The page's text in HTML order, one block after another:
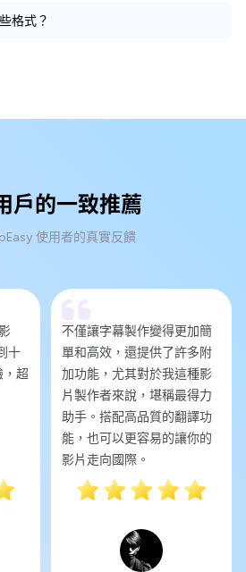
格式？
戶的一致推薦
使用者的真實反饋
十
，超
不僅讓字幕製作變得更加簡
單和高效，還提供了許多附
加功能，尤其對於我這種影
片製作者來說，堪稱最得力
助手。搭配高品質的翻譯功
能，也可以更容易的讓你的
影片走向國際。